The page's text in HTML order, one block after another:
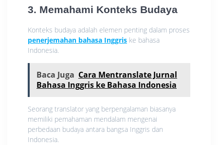
3. Memahami Konteks Budaya
Konteks budaya adalah elemen penting dalam proses
penerjemahan bahasa Inggris ke bahasa
Indonesia.
Baca Juga Cara Mentranslate Jurnal
Bahasa Inggris ke Bahasa Indonesia
Seorang translator yang berpengalaman biasanya
memiliki pemahaman mendalam mengenai
perbedaan budaya antara bangsa Inggris dan
Indonesia.